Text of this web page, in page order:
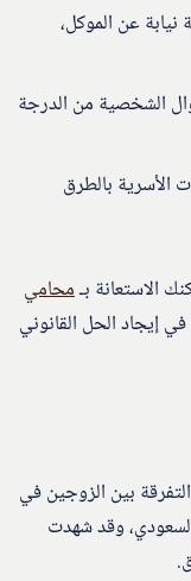
عن الموكل،
الشخصية من الدرجة
الأسرية بالطرق
الاستعانة بـمحامي
إيجاد الحل القانوني
بين الزوجين في
السعودي، وقد شهدت